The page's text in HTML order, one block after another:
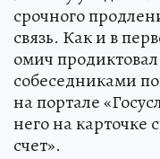
срочного
связь. Как и в
омич
собеседниками
на портале
него на карточке
счет».